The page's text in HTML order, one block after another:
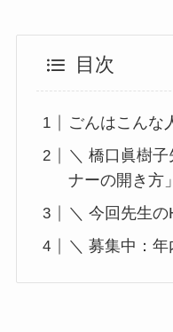
目次
ごんはこんな
＼ 橋口眞樹子
ナーの開き方
＼ 今回先生
＼ 募集中：